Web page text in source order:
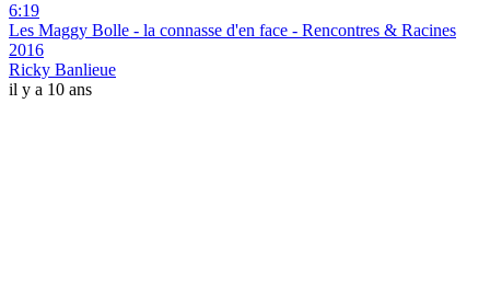
6:19
Les Maggy Bolle - la connasse d'en face - Rencontres & Racines
2016
Ricky Banlieue
il y a 10 ans